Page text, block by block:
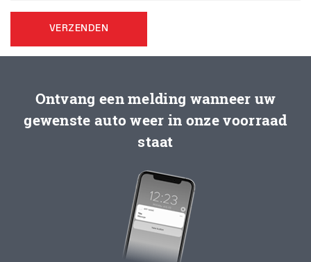
VERZENDEN
Ontvang een melding wanneer uw
gewenste auto weer in onze voorraad
staat